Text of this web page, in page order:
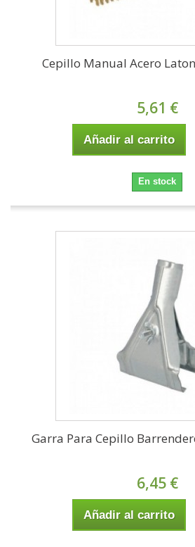
Cepillo Manual Acero
5,61 €
Añadir al carrito
En stock
Garra Para Cepillo
6,45 €
Añadir al carrito